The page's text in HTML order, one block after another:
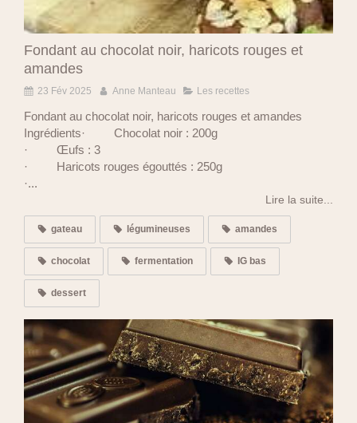
Fondant au chocolat noir, haricots rouges et
amandes
23 Fév 2025 Anne Manteau Les recettes
Fondant au chocolat noir, haricots rouges et amandes
Ingrédients· Chocolat noir : 200g
· Œufs : 3
· Haricots rouges égouttés : 250g
·...
Lire la suite...
gateau légumineuses amandes
chocolat fermentation IG bas
dessert